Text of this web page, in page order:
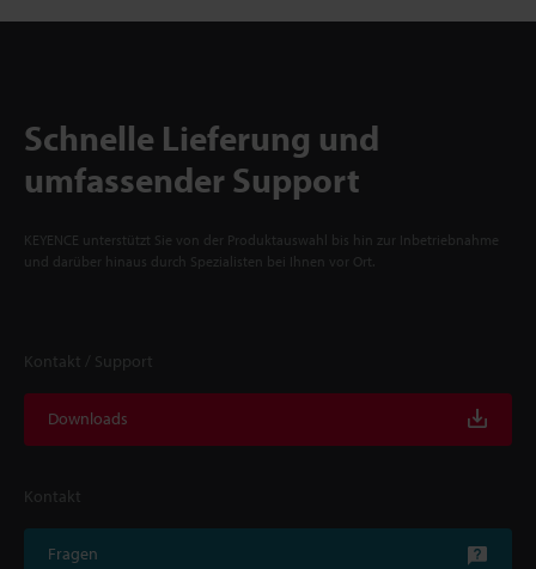
Schnelle Lieferung und
umfassender Support
KEYENCE unterstützt Sie von der Produktauswahl bis hin zur Inbetriebnahme
und darüber hinaus durch Spezialisten bei Ihnen vor Ort.
Kontakt / Support
Downloads
Kontakt
Fragen